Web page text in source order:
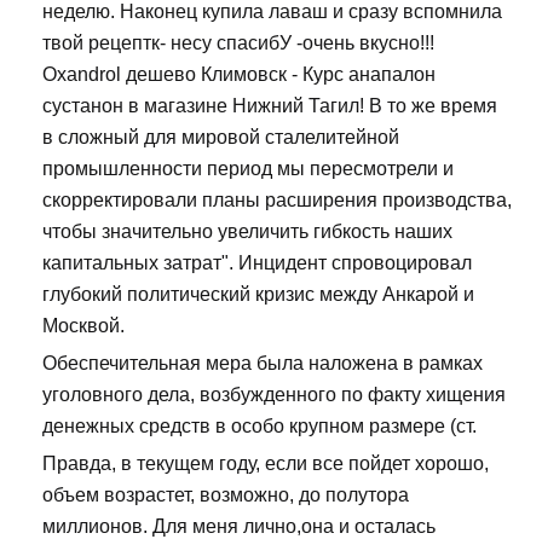
неделю. Наконец купила лаваш и сразу вспомнила
твой рецептк- несу спасибУ -очень вкусно!!!
Oxandrol дешево Климовск - Курс анапалон
сустанон в магазине Нижний Тагил! В то же время
в сложный для мировой сталелитейной
промышленности период мы пересмотрели и
скорректировали планы расширения производства,
чтобы значительно увеличить гибкость наших
капитальных затрат". Инцидент спровоцировал
глубокий политический кризис между Анкарой и
Москвой.
Обеспечительная мера была наложена в рамках
уголовного дела, возбужденного по факту хищения
денежных средств в особо крупном размере (ст.
Правда, в текущем году, если все пойдет хорошо,
объем возрастет, возможно, до полутора
миллионов. Для меня лично,она и осталась